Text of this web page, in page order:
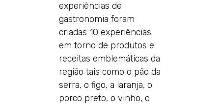
experiências de
gastronomia foram
criadas 10 experiências
em torno de produtos e
receitas emblemáticas da
região tais como o pão da
serra, o figo, a laranja, o
porco preto, o vinho, o